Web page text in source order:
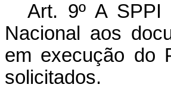
Art. 9º A SPPI
Nacional aos
em execução do
solicitados.